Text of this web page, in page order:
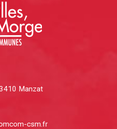
Manzat
csm.fr